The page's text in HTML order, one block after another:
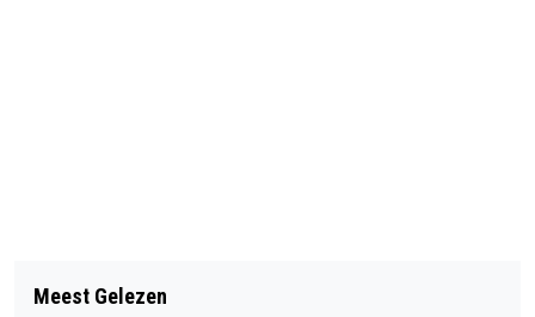
MESTGASSEN IN BRAND BIJ
OPRUIMACTIE ZEUMEREN DOOR
Meest Gelezen